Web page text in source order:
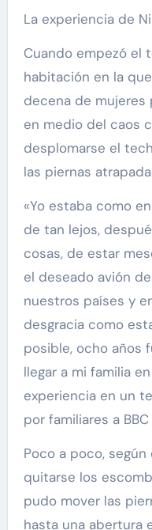
La experiencia de
Cuando empezó el
habitación en la
decena de mujeres
en medio del caos
desplomarse el
las piernas
«Yo estaba como
de tan lejos,
cosas, de estar
el deseado avión
nuestros países y
desgracia como
posible, ocho años
llegar a mi familia
experiencia en un
por familiares a
Poco a poco,
quitarse los
pudo mover las
hasta una abertura